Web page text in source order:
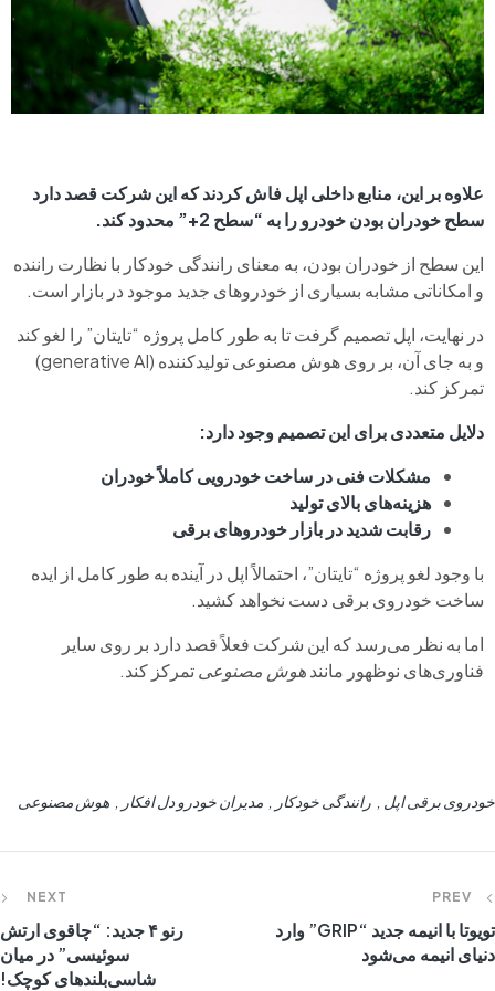
علاوه بر این، منابع داخلی اپل فاش کردند که این شرکت قصد دارد
سطح خودران بودن خودرو را به “سطح 2+” محدود کند.
این سطح از خودران بودن، به معنای رانندگی خودکار با نظارت راننده
و امکاناتی مشابه بسیاری از خودروهای جدید موجود در بازار است.
در نهایت، اپل تصمیم گرفت تا به طور کامل پروژه “تایتان” را لغو کند
و به جای آن، بر روی هوش مصنوعی تولیدکننده (generative AI)
تمرکز کند.
دلایل متعددی برای این تصمیم وجود دارد:
مشکلات فنی در ساخت خودرویی کاملاً خودران
هزینه‌های بالای تولید
رقابت شدید در بازار خودروهای برقی
با وجود لغو پروژه “تایتان”، احتمالاً اپل در آینده به طور کامل از ایده
ساخت خودروی برقی دست نخواهد کشید.
اما به نظر می‌رسد که این شرکت فعلاً قصد دارد بر روی سایر
فناوری‌های نوظهور مانندهوش مصنوعیتمرکز کند.
خودروی برقی اپل رانندگی خودکار مدیران خودرو دل افکار هوش مصنوعی
PREV
تویوتا با انیمه جدید “GRIP” وارد
دنیای انیمه می‌شود
NEXT
رنو ۴ جدید: “چاقوی ارتش
سوئیسی” در میان
شاسی‌بلندهای کوچک!